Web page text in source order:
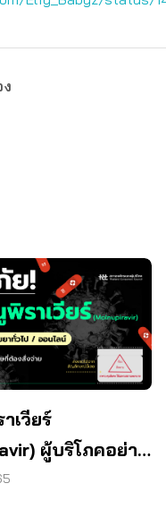
เวียร์
ผู้บริโภคอย่า
ยงอัตรายต่อ